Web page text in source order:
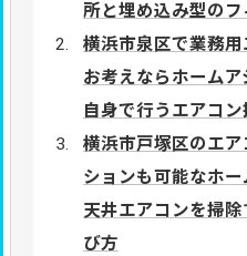
所と埋め込み型の
横浜市泉区で業務
お考えならホーム
自身で行うエアコ
横浜市戸塚区のエ
ションも可能なホ
天井エアコンを掃
び方